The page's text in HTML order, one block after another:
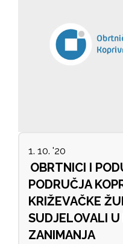
1. 10. '20
OBRTNICI I
PODRUČJA
KRIŽEVAČKE
SUDJELOVALI
ZANIMANJA